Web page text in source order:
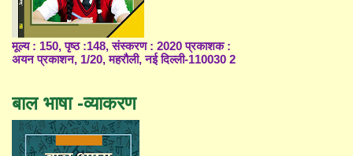
मूल्य : 150, पृष्ठ :148, संस्करण : 2020 प्रकाशक :
अयन प्रकाशन, 1/20, महरौली, नई दिल्ली-110030 2
बाल भाषा -व्याकरण